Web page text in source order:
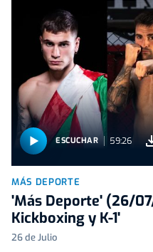
ESCUCHAR 59:26
MÁS DEPORTE
'Más Deporte' (26/
Kickboxing y K-1'
26 de Julio